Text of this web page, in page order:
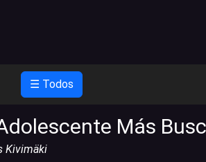
☰ Todos
Más
Kivimäki